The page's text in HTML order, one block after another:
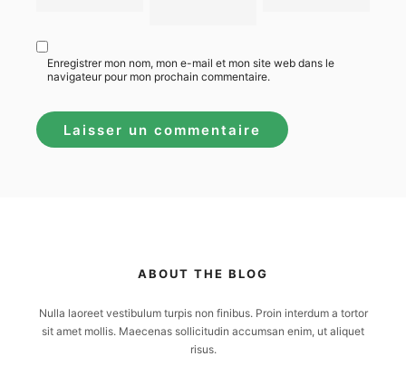
Enregistrer mon nom, mon e-mail et mon site web dans le
navigateur pour mon prochain commentaire.
ABOUT THE BLOG
Nulla laoreet vestibulum turpis non finibus. Proin interdum a tortor
sit amet mollis. Maecenas sollicitudin accumsan enim, ut aliquet
risus.